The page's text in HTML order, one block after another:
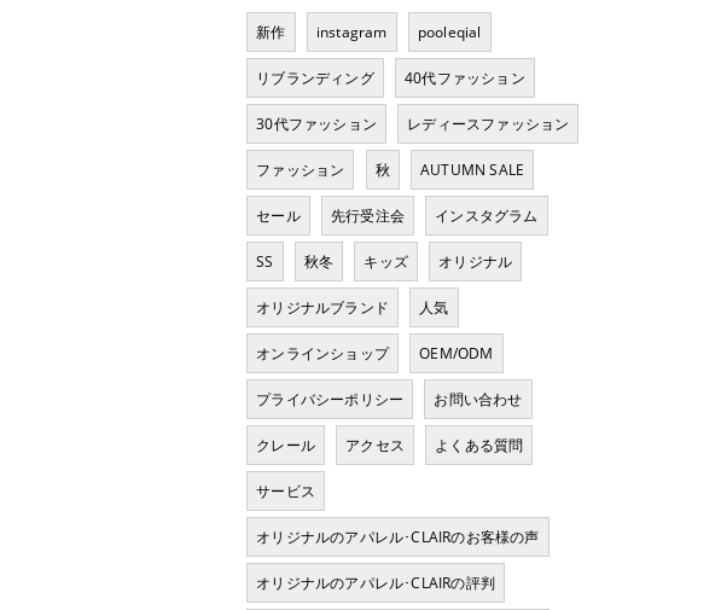
新作 instagram pooleqial
リブランディング 40代ファッション
30代ファッション レディースファッション
ファッション 秋 AUTUMN SALE
セール 先行受注会 インスタグラム
SS 秋冬 キッズ オリジナル
オリジナルブランド 人気
オンラインショップ OEM/ODM
プライバシーポリシー お問い合わせ
クレール アクセス よくある質問
サービス
オリジナルのアパレル･CLAIRのお客様の声
オリジナルのアパレル･CLAIRの評判